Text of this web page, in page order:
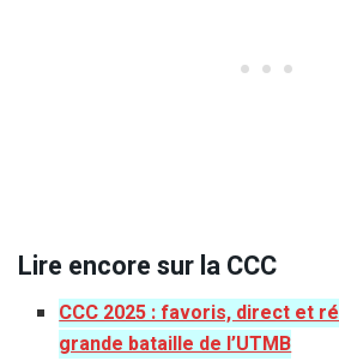
Lire encore sur la CCC
CCC 2025 : favoris, direct et
grande bataille de l’UTMB